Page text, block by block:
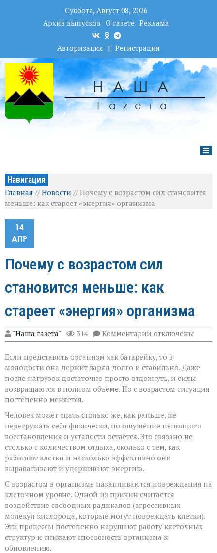
Суббота, Август 08, 2026
Архив выпусков О газете Реклама
Авторизация | Регистрация
НАША
Гаzета
Навигация
Главная //Новости //Почему с возрастом сил становится
меньше: как стареет «энергия» организма
14
АПР
Почему с возрастом сил
становится меньше: как
стареет «энергия» организма
"Наша газета" 314 Комментарии к
записи
с
возрастом
становится
меньше:
«энергия»
организма
отключены
Если представить организм как батарейку, то в
молодости она держит заряд долго и стабильно. Даже
после нагрузок достаточно просто отдохнуть, и силы
возвращаются в полном объёме. Но с возрастом ситуация
постепенно меняется.
Человек может спать столько же, как раньше, не
перегружать себя физически, но ощущение неполного
восстановления и усталости остаётся. Это связано не
столько с количеством отдыха, сколько с тем, как
работают клетки и насколько эффективно они
вырабатывают и удерживают энергию.
С возрастом в организме накапливаются повреждения на
клеточном уровне. Одной из причин считается
воздействие свободных радикалов (агрессивных
молекул кислорода, которые могут повреждать клетки).
Эти процессы постепенно нарушают работу клеточных
структур и снижают способность организма к
обновлению.